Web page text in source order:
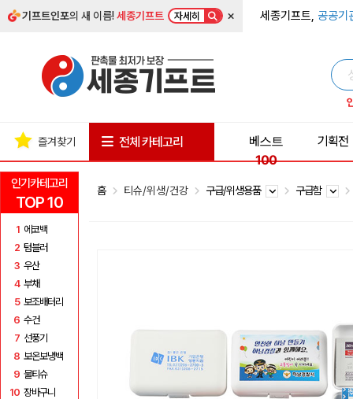
기프트인포의 새 이름!세종기프트 자세히 × 세종기프트, 공공기
인기카테고리
TOP 10
1 에코백
2 텀블러
3 우산
4 부채
5 보조배터리
6 수건
7 선풍기
8 보온보냉백
9 물티슈
10 장바구니
즐겨찾기 전체 카테고리
베스트
100
기획전
홈 티슈/위생/건강 구급/위생용품 구급함